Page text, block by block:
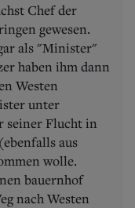
Chef der
gewesen.
als "Minister"
haben ihm dann
Westen
unter
seiner Flucht in
aus
wolle.
bauernhof
nach Westen